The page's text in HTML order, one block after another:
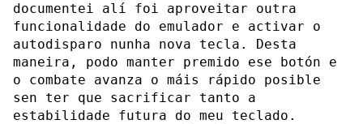
documentei alí foi aproveitar outra
funcionalidade do emulador e activar o
autodisparo nunha nova tecla. Desta
maneira, podo manter premido ese botón e
o combate avanza o máis rápido posible
sen ter que sacrificar tanto a
estabilidade futura do meu teclado.